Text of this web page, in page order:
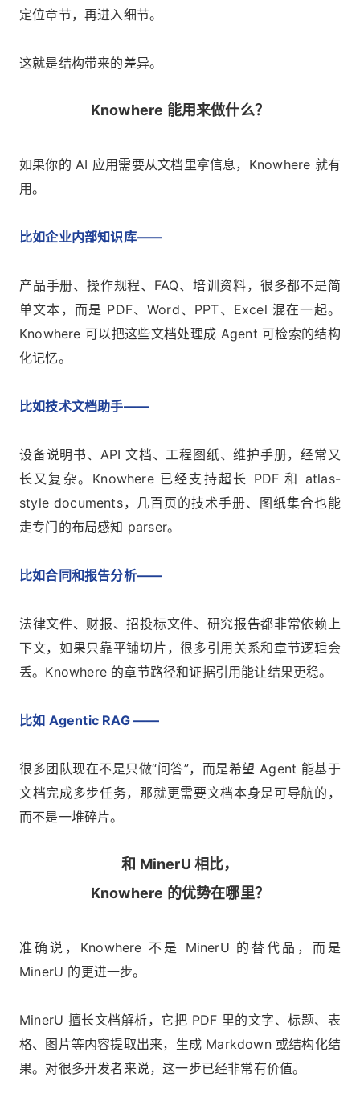
定位章节，再进入细节。
这就是结构带来的差异。
Knowhere 能用来做什么？
如果你的 AI 应用需要从文档里拿信息，Knowhere 就有
用。
比如企业内部知识库——
产品手册、操作规程、FAQ、培训资料，很多都不是简
单文本，而是 PDF、Word、PPT、Excel 混在一起。
Knowhere 可以把这些文档处理成 Agent 可检索的结构
化记忆。
比如技术文档助手——
设备说明书、API 文档、工程图纸、维护手册，经常又
长又复杂。Knowhere 已经支持超长 PDF 和 atlas-
style documents，几百页的技术手册、图纸集合也能
走专门的布局感知 parser。
比如合同和报告分析——
法律文件、财报、招投标文件、研究报告都非常依赖上
下文，如果只靠平铺切片，很多引用关系和章节逻辑会
丢。Knowhere 的章节路径和证据引用能让结果更稳。
比如 Agentic RAG ——
很多团队现在不是只做“问答”，而是希望 Agent 能基于
文档完成多步任务，那就更需要文档本身是可导航的，
而不是一堆碎片。
和 MinerU 相比，
Knowhere 的优势在哪里？
准确说，Knowhere 不是 MinerU 的替代品，而是
MinerU 的更进一步。
MinerU 擅长文档解析，它把 PDF 里的文字、标题、表
格、图片等内容提取出来，生成 Markdown 或结构化结
果。对很多开发者来说，这一步已经非常有价值。